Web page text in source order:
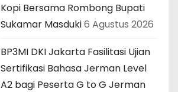
Kopi Bersama Rombong Bupati
Sukamar Masduki6 Agustus 2026
BP3MI DKI Jakarta Fasilitasi Ujian
Sertifikasi Bahasa Jerman Level
A2 bagi Peserta G to G Jerman